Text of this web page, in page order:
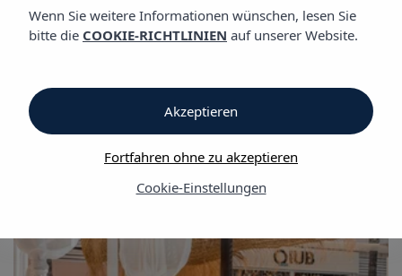
Galerie
Wenn Sie weitere Informationen wünschen, lesen Sie
bitte die COOKIE-RICHTLINIEN auf unserer Website.
Cookie-Einstellungen
Fortfahren ohne zu akzeptieren
Akzeptieren